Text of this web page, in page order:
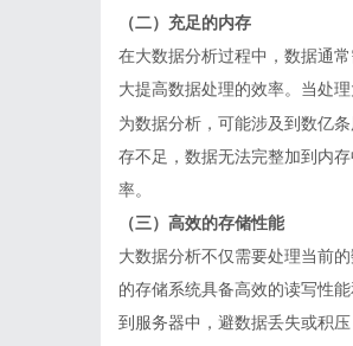
（二）充足的内存
在大数据分析过程中，数据通
大提高数据处理的效率。当处
为数据分析，可能涉及到数亿
存不足，数据无法完整加到内
率。
（三）高效的存储性能
大数据分析不仅需要处理当前
的存储系统具备高效的读写性
到服务器中，避数据丢失或积